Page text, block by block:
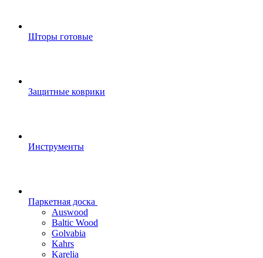
Шторы готовые
Защитные коврики
Инструменты
Паркетная доска
Auswood
Baltic Wood
Golvabia
Kahrs
Karelia